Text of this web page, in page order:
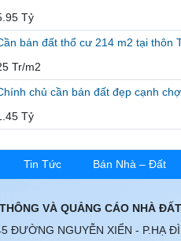
Tỷ
bán đất thổ cư 214 m2 tại thôn
Tr/m2
chủ cần bán đất đẹp cạnh
Tỷ
Tin Tức Bán Nhà – Đất
VÀ QUẢNG CÁO NHÀ
ĐƯỜNG NGUYỄN XIỂN - P.HẠ